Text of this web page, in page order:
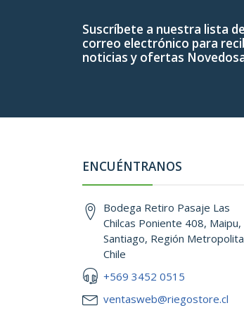
Suscríbete a nuestra lista de
correo electrónico para
noticias y ofertas
ENCUÉNTRANOS
Bodega Retiro Pasaje Las
Chilcas Poniente 408, Maipu,
Santiago, Región
Chile
+569 3452 0515
ventasweb@riegostore.cl